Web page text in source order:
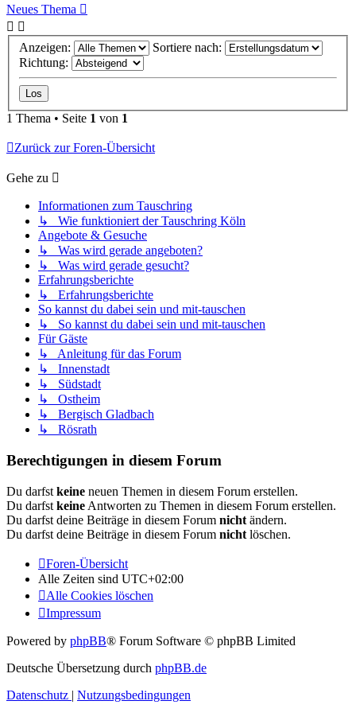
Neues Thema
Anzeigen:
Sortiere nach:
Richtung:
1 Thema • Seite 1 von 1
Zurück zur Foren-Übersicht
Gehe zu
Informationen zum Tauschring
↳ Wie funktioniert der Tauschring Köln
Angebote & Gesuche
↳ Was wird gerade angeboten?
↳ Was wird gerade gesucht?
Erfahrungsberichte
↳ Erfahrungsberichte
So kannst du dabei sein und mit-tauschen
↳ So kannst du dabei sein und mit-tauschen
Für Gäste
↳ Anleitung für das Forum
↳ Innenstadt
↳ Südstadt
↳ Ostheim
↳ Bergisch Gladbach
↳ Rösrath
Berechtigungen in diesem Forum
Du darfst keine neuen Themen in diesem Forum erstellen.
Du darfst keine Antworten zu Themen in diesem Forum erstellen.
Du darfst deine Beiträge in diesem Forum nicht ändern.
Du darfst deine Beiträge in diesem Forum nicht löschen.
Foren-Übersicht
Alle Zeiten sind UTC+02:00
Alle Cookies löschen
Impressum
Powered by phpBB® Forum Software © phpBB Limited
Deutsche Übersetzung durch phpBB.de
Datenschutz | Nutzungsbedingungen